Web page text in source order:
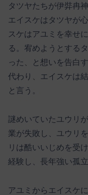
タツヤたちが伊弉冉
エイスケはタツヤが
スケはアユミを幸せ
る。宥めようとする
った、と想いを告白
代わり、エイスケは
と言う。
謎めいていたユウリ
業が失敗し、ユウリ
リは酷いいじめを受
経験し、長年強い孤
アユミからエイスケ